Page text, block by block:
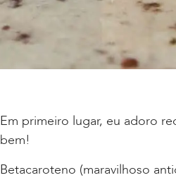
Em primeiro lugar, eu adoro
bem!
Betacaroteno (maravilhoso